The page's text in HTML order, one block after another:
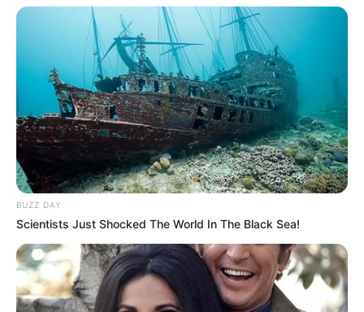
BUZZ DAY
Scientists Just Shocked The World In The Black Sea!